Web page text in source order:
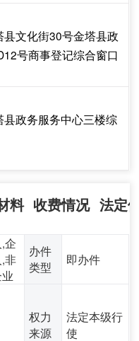
文化街30号金塔县政
号商事登记综合窗口
政务服务中心三楼综
料 收费情况 法定
企
非
办件
类型
即办件
权力
来源
法定本级行
使